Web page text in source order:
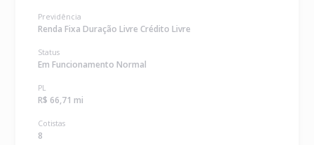
Previdência
Renda Fixa Duração Livre Crédito Livre
Status
Em Funcionamento Normal
PL
R$ 66,71 mi
Cotistas
8